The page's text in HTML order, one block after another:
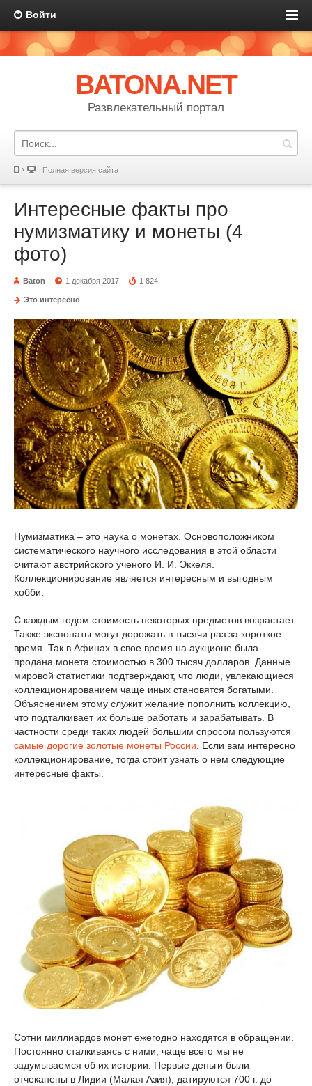
Войти
BATONA.NET
Развлекательный портал
Полная версия сайта
Интересные факты про
нумизматику и монеты (4
фото)
Baton 1 декабря 2017 1 824
Это интересно
Нумизматика – это наука о монетах. Основоположником
систематического научного исследования в этой области
считают австрийского ученого И. И. Эккеля.
Коллекционирование является интересным и выгодным
хобби.
С каждым годом стоимость некоторых предметов возрастает.
Также экспонаты могут дорожать в тысячи раз за короткое
время. Так в Афинах в свое время на аукционе была
продана монета стоимостью в 300 тысяч долларов. Данные
мировой статистики подтверждают, что люди, увлекающиеся
коллекционированием чаще иных становятся богатыми.
Объяснением этому служит желание пополнить коллекцию,
что подталкивает их больше работать и зарабатывать. В
частности среди таких людей большим спросом пользуются
самые дорогие золотые монеты России . Если вам интересно
коллекционирование, тогда стоит узнать о нем следующие
интересные факты.
Сотни миллиардов монет ежегодно находятся в обращении.
Постоянно сталкиваясь с ними, чаще всего мы не
задумываемся об их истории. Первые деньги были
отчеканены в Лидии (Малая Азия), датируются 700 г. до